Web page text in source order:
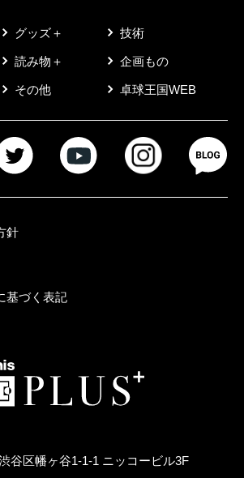
グッズ＋ 技術
読み物＋ 企画もの
その他 卓球王国WEB
針
基づく表記
谷区幡ヶ谷1-1-1 ニッコービル3F